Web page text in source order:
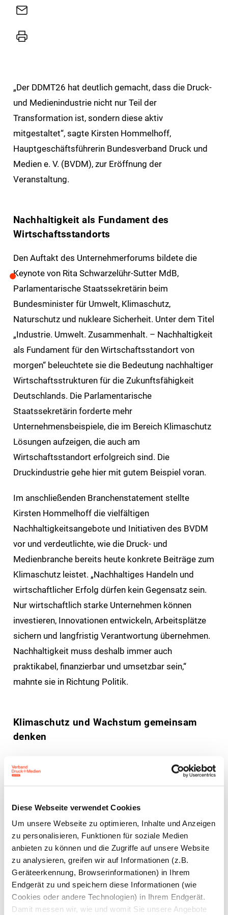
Diese Webseite verwendet Cookies
Um unsere Webseite zu optimieren, Inhalte und Anzeigen
zu personalisieren, Funktionen für soziale Medien
anbieten zu können und die Zugriffe auf unsere Website
zu analysieren, greifen wir auf Informationen (z.B.
Geräteerkennung, Browserinformationen) in Ihrem
Endgerät zu und speichern diese Informationen (wie
Cookies oder andere Technologien) in Ihrem Endgerät.
Damit messen wir, wie und womit Sie unsere Angebote
E-
Drucker
„Der DDMT26 hat deutlich gemacht, dass die Druck-
und Medienindustrie nicht nur Teil der
Transformation ist, sondern diese aktiv
mitgestaltet“, sagte Kirsten Hommelhoff,
Hauptgeschäftsführerin Bundesverband Druck und
Medien e. V. (BVDM), zur Eröffnung der
Veranstaltung.
Nachhaltigkeit als Fundament des
Wirtschaftsstandorts
Den Auftakt des Unternehmerforums bildete die
Keynote von Rita Schwarzelühr-Sutter MdB,
Parlamentarische Staatssekretärin beim
Bundesminister für Umwelt, Klimaschutz,
Naturschutz und nukleare Sicherheit. Unter dem Titel
„Industrie. Umwelt. Zusammenhalt. – Nachhaltigkeit
als Fundament für den Wirtschaftsstandort von
morgen“ beleuchtete sie die Bedeutung nachhaltiger
Wirtschaftsstrukturen für die Zukunftsfähigkeit
Deutschlands. Die Parlamentarische
Staatssekretärin forderte mehr
Unternehmensbeispiele, die im Bereich Klimaschutz
Lösungen aufzeigen, die auch am
Wirtschaftsstandort erfolgreich sind. Die
Druckindustrie gehe hier mit gutem Beispiel voran.
Im anschließenden Branchenstatement stellte
Kirsten Hommelhoff die vielfältigen
Nachhaltigkeitsangebote und Initiativen des BVDM
vor und verdeutlichte, wie die Druck- und
Medienbranche bereits heute konkrete Beiträge zum
Klimaschutz leistet. „Nachhaltiges Handeln und
wirtschaftlicher Erfolg dürfen kein Gegensatz sein.
Nur wirtschaftlich starke Unternehmen können
investieren, Innovationen entwickeln, Arbeitsplätze
sichern und langfristig Verantwortung übernehmen.
Nachhaltigkeit muss deshalb immer auch
praktikabel, finanzierbar und umsetzbar sein,“
mahnte sie in Richtung Politik.
Klimaschutz und Wachstum gemeinsam
denken
Podiumsdiskussion stand die Frage: „Wege zum
Wirtschaftswachstum Hand in Hand gehen?“ Unter
der Moderation von Frederike Holewik, Senior
Reporterin Energie und Klima bei Politico Europe,
diskutierten Prof. Marcel Fratzscher - Präsident des
Deutschen Instituts für Wirtschaftsforschung (DIW)-,
Alexander Bonde - Generalsekretär der Deutschen
Bundesstiftung Umwelt (DBU) -, sowie Maren